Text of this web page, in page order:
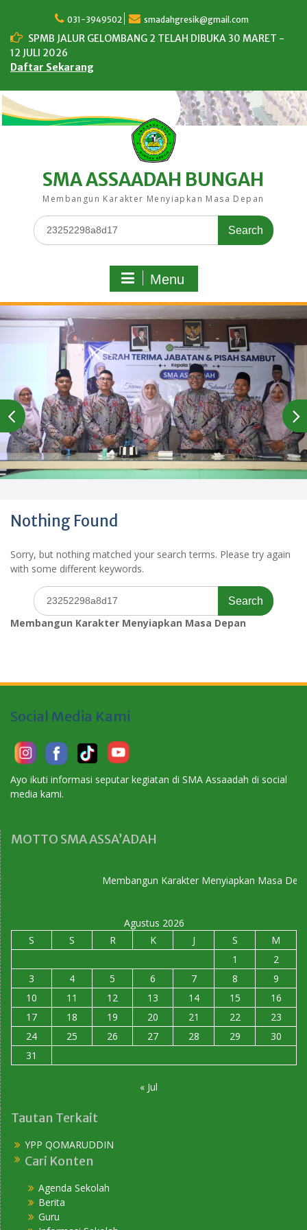
content
031-3949502 smadahgresik@gmail.com
SPMB JALUR GELOMBANG 2 TELAH DIBUKA 30 MARET -
12 JULI 2026
Daftar Sekarang
SMA ASSAADAH BUNGAH
Membangun Karakter Menyiapkan Masa Depan
Search
for:
Menu
Nothing Found
Sorry, but nothing matched your search terms. Please try again
with some different keywords.
Search
for:
Membangun Karakter Menyiapkan Masa Depan
Social Media Kami
Ayo ikuti informasi seputar kegiatan di SMA Assaadah di social
media kami.
MOTTO SMA ASSA’ADAH
Membangun Karakter Menyiapkan Masa Depan
Agustus 2026
S
S R K J S
M
1
2
3
4 5 6 7 8
9
10
11 12 13 14 15
16
17
18 19 20 21 22
23
24
25 26 27 28 29
30
31
« Jul
Tautan Terkait
YPP QOMARUDDIN
Cari Konten
Agenda Sekolah
Berita
Guru